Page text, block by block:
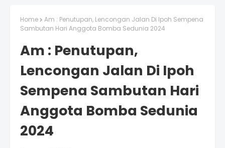
Home
Am : Penutupan, Lencongan Jalan Di Ipoh Sempena
Sambutan Hari Anggota Bomba Sedunia 2024
Am : Penutupan,
Lencongan Jalan Di Ipoh
Sempena Sambutan Hari
Anggota Bomba Sedunia
2024